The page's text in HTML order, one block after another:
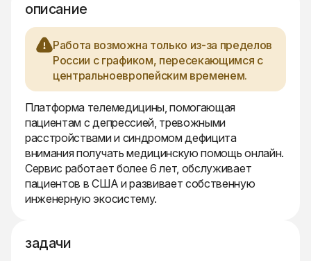
описание
Работа возможна только из-за пределов
России с графиком, пересекающимся с
центральноевропейским временем.
Платформа телемедицины, помогающая
пациентам с депрессией, тревожными
расстройствами и синдромом дефицита
внимания получать медицинскую помощь онлайн.
Сервис работает более 6 лет, обслуживает
пациентов в США и развивает собственную
инженерную экосистему.
задачи